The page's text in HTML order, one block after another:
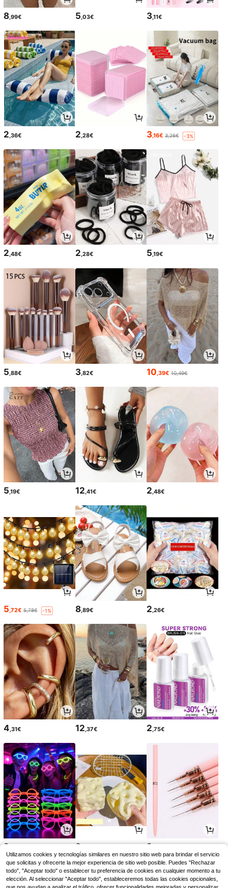
8,99€ 5,03€ 3,11€
2,36€ 2,28€ 3,16€ 3,26€ -3%
2,48€ 2,28€ 5,19€
5 ,88€ 3,82€ 10 ,39€ 10,49€
5,19€ 12,41€ 2,48€
5,72€ 5,78€ -1% 8,89€ 2,26€
4 ,31€ 12 ,37€ 2 ,75€
2 3 2
Utilizamos cookies y tecnologías similares en nuestro sitio web para brindar el servicio
que solicitas y ofrecerte la mejor experiencia de sitio web posible. Puedes "Rechazar
todo", "Aceptar todo" o establecer tu preferencia de cookies en cualquier momento a tu
elección. Al seleccionar "Aceptar todo", estableceremos todas las cookies opcionales,